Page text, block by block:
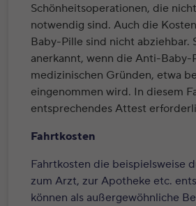
Schönheitsoperationen, die
notwendig sind. Auch die
Baby-Pille sind nicht abziehbar.
anerkannt, wenn die Anti-Baby-
medizinischen Gründen, etwa
eingenommen wird. In diesem
entsprechendes Attest
Fahrtkosten
Fahrtkosten die beispielsweise
zum Arzt, zur Apotheke etc.
können als außergewöhnliche